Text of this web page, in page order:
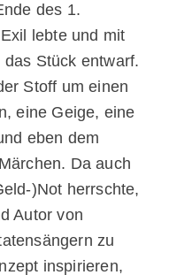
des 1.
lebte und mit
Stück entwarf.
Stoff um einen
eine Geige, eine
eben dem
Da auch
)Not herrschte,
Autor von
zu
inspirieren,